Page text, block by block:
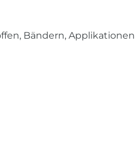
Bändern, Applikationen